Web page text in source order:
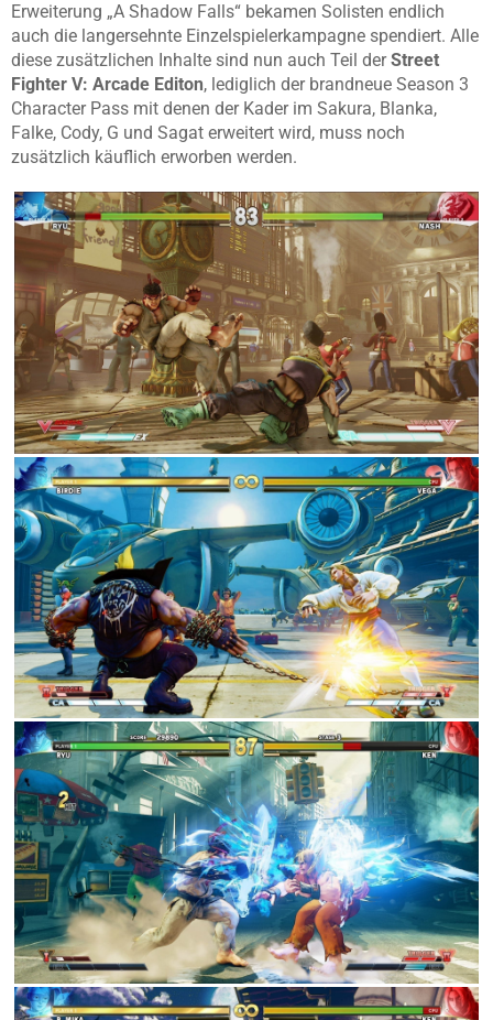
Erweiterung „A Shadow Falls“ bekamen Solisten endlich
auch die langersehnte Einzelspielerkampagne spendiert. Alle
diese zusätzlichen Inhalte sind nun auch Teil derStreet
Fighter V: Arcade Editon, lediglich der brandneue Season 3
Character Pass mit denen der Kader im Sakura, Blanka,
Falke, Cody, G und Sagat erweitert wird, muss noch
zusätzlich käuflich erworben werden.